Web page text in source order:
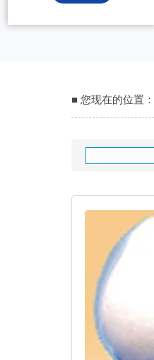
■ 您现在的位置：